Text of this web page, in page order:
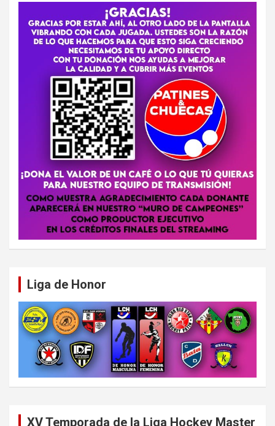
Liga de Honor
XV Temporada de la Liga Hockey Master